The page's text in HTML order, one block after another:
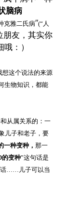
脑病
克雅二氏病”(“人
朋友，其实你
：）
想这个说法的来源
生物知识，都能
从属关系的：一
儿子和老子，要
一种变种， 那一
的变种”这句话是
话……儿子可以当